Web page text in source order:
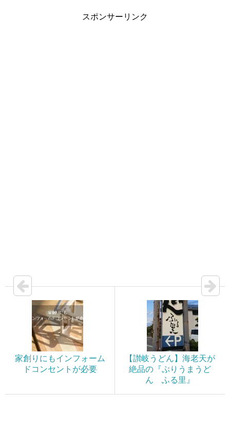
スポンサーリンク
家創りにもインフォーム
ドコンセントが必要
【讃岐うどん】海老天が
絶品の『ぷりうまうど
ん ふる里』